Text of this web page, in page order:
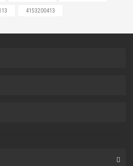
543020572R,
4153200413